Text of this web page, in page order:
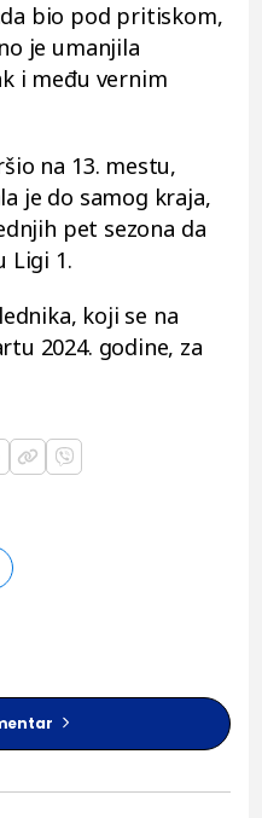
bio pod pritiskom,
je umanjila
i među vernim
na 13. mestu,
je do samog kraja,
pet sezona da
Ligi 1.
koji se na
2024. godine, za